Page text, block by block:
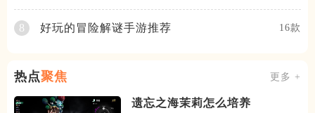
8 好玩的冒险解谜手游推荐 16款
热点聚焦 更多 +
遗忘之海茉莉怎么培养